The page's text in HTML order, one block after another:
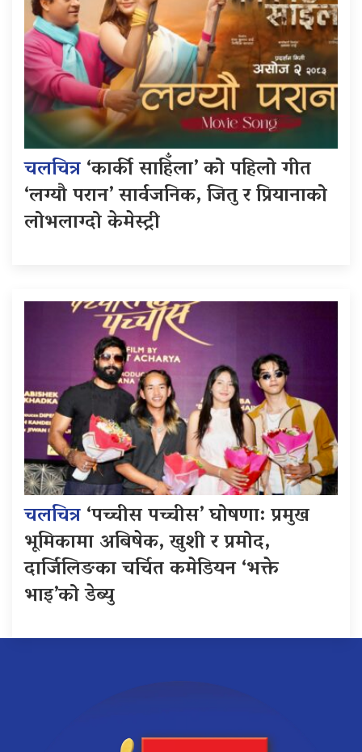
चलचित्र‘कार्की साहिँला’ को पहिलो गीत
‘लग्यौ परान’ सार्वजनिक, जितु र प्रियानाको
लोभलाग्दो केमेस्ट्री
चलचित्र‘पच्चीस पच्चीस’ घोषणा: प्रमुख
भूमिकामा अबिषेक, खुशी र प्रमोद,
दार्जिलिङका चर्चित कमेडियन ‘भक्ते
भाइ’को डेब्यु